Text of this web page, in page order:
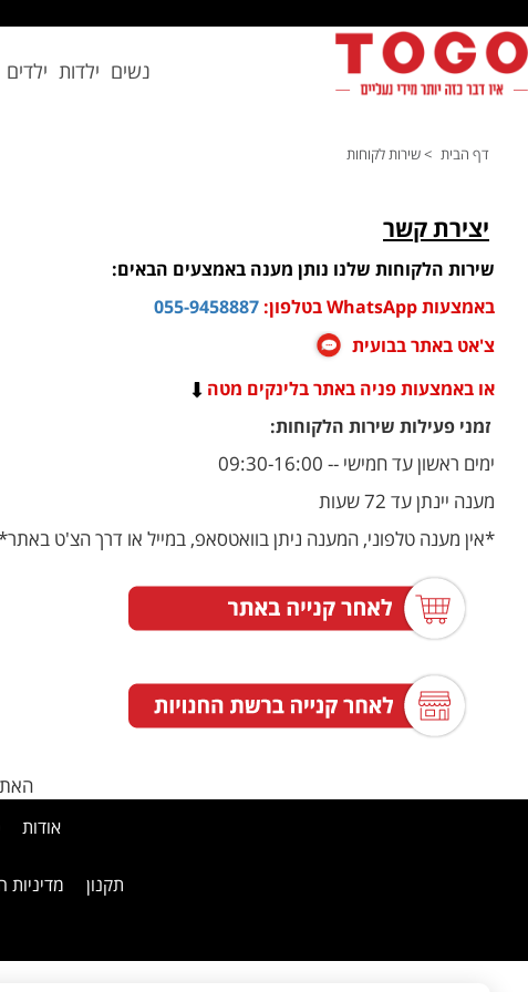
נשים ילדות ילדים
דף הבית > שירות לקוחות
יצירת קשר
שירות הלקוחות שלנו נותן מענה באמצעים הבאים:
באמצעות WhatsApp בטלפון:
055-9458887
צ'אט באתר בבועית
או באמצעות פניה באתר בלינקים מטה
זמני פעילות שירות הלקוחות:
ימים ראשון עד חמישי -- 09:30-16:00
מענה יינתן עד 72 שעות
*אין מענה טלפוני, המענה ניתן בוואטסאפ, במייל או דרך הצ'ט
אודות
תקנון מדיניות